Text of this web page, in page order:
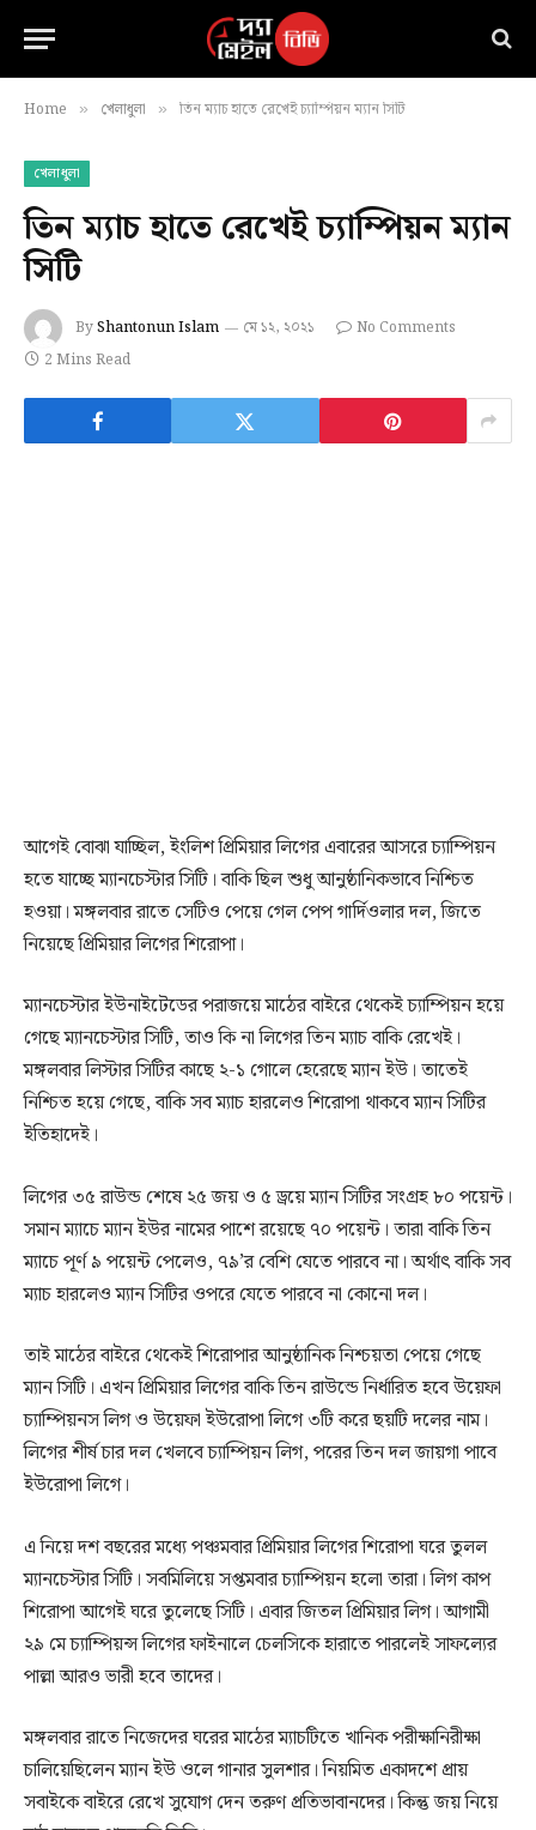
Home » খেলাধুলা » তিন ম্যাচ হাতে রেখেই চ্যাম্পিয়ন ম্যান সিটি
খেলাধুলা
তিন ম্যাচ হাতে রেখেই চ্যাম্পিয়ন ম্যান
সিটি
ByShantonun Islam মে ১২, ২০২১
No Comments
2 Mins Read
আগেই বোঝা যাচ্ছিল, ইংলিশ প্রিমিয়ার লিগের এবারের আসরে চ্যাম্পিয়ন
হতে যাচ্ছে ম্যানচেস্টার সিটি। বাকি ছিল শুধু আনুষ্ঠানিকভাবে নিশ্চিত
হওয়া। মঙ্গলবার রাতে সেটিও পেয়ে গেল পেপ গার্দিওলার দল, জিতে
নিয়েছে প্রিমিয়ার লিগের শিরোপা।
ম্যানচেস্টার ইউনাইটেডের পরাজয়ে মাঠের বাইরে থেকেই চ্যাম্পিয়ন হয়ে
গেছে ম্যানচেস্টার সিটি, তাও কি না লিগের তিন ম্যাচ বাকি রেখেই।
মঙ্গলবার লিস্টার সিটির কাছে ২-১ গোলে হেরেছে ম্যান ইউ। তাতেই
নিশ্চিত হয়ে গেছে, বাকি সব ম্যাচ হারলেও শিরোপা থাকবে ম্যান সিটির
ইতিহাদেই।
লিগের ৩৫ রাউন্ড শেষে ২৫ জয় ও ৫ ড্রয়ে ম্যান সিটির সংগ্রহ ৮০ পয়েন্ট।
সমান ম্যাচে ম্যান ইউর নামের পাশে রয়েছে ৭০ পয়েন্ট। তারা বাকি তিন
ম্যাচে পূর্ণ ৯ পয়েন্ট পেলেও, ৭৯’র বেশি যেতে পারবে না। অর্থাৎ বাকি সব
ম্যাচ হারলেও ম্যান সিটির ওপরে যেতে পারবে না কোনো দল।
তাই মাঠের বাইরে থেকেই শিরোপার আনুষ্ঠানিক নিশ্চয়তা পেয়ে গেছে
ম্যান সিটি। এখন প্রিমিয়ার লিগের বাকি তিন রাউন্ডে নির্ধারিত হবে উয়েফা
চ্যাম্পিয়নস লিগ ও উয়েফা ইউরোপা লিগে ৩টি করে ছয়টি দলের নাম।
লিগের শীর্ষ চার দল খেলবে চ্যাম্পিয়ন লিগ, পরের তিন দল জায়গা পাবে
ইউরোপা লিগে।
এ নিয়ে দশ বছরের মধ্যে পঞ্চমবার প্রিমিয়ার লিগের শিরোপা ঘরে তুলল
ম্যানচেস্টার সিটি। সবমিলিয়ে সপ্তমবার চ্যাম্পিয়ন হলো তারা। লিগ কাপ
শিরোপা আগেই ঘরে তুলেছে সিটি। এবার জিতল প্রিমিয়ার লিগ। আগামী
২৯ মে চ্যাম্পিয়ন্স লিগের ফাইনালে চেলসিকে হারাতে পারলেই সাফল্যের
পাল্লা আরও ভারী হবে তাদের।
মঙ্গলবার রাতে নিজেদের ঘরের মাঠের ম্যাচটিতে খানিক পরীক্ষানিরীক্ষা
চালিয়েছিলেন ম্যান ইউ ওলে গানার সুলশার। নিয়মিত একাদশে প্রায়
সবাইকে বাইরে রেখে সুযোগ দেন তরুণ প্রতিভাবানদের। কিন্তু জয় নিয়ে